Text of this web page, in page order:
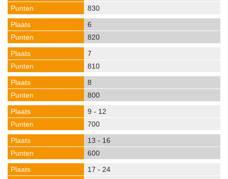
830
6
820
7
810
8
800
9 - 12
700
13 - 16
600
17 - 24